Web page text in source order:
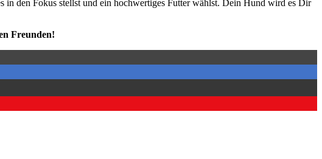
den Fokus stellst und ein hoch­wer­ti­ges Fut­ter wählst. Dein Hund wird es Dir
Freun­den!